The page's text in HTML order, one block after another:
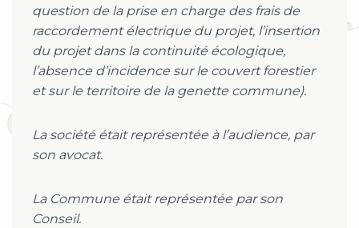
question de la prise en charge des frais de
raccordement électrique du projet, l’insertion
du projet dans la continuité écologique,
l’absence d’incidence sur le couvert forestier
et sur le territoire de la genette commune).
La société était représentée à l’audience, par
son avocat.
La Commune était représentée par son
Conseil.